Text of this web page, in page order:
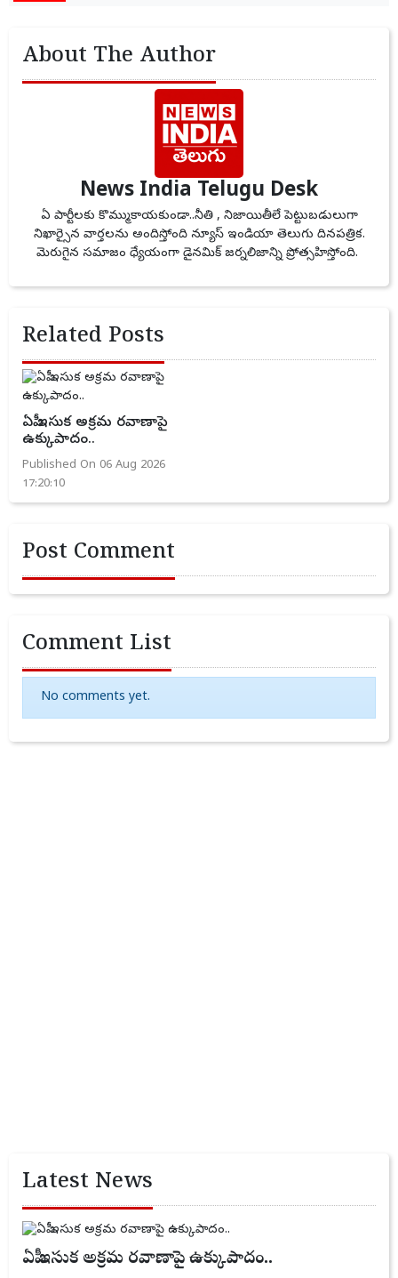
About The Author
News India Telugu Desk
ఏ పార్టీలకు కొమ్ముకాయకుండా..నీతి , నిజాయితీలే పెట్టుబడులుగా
నిఖార్సైన వార్తలను అందిస్తోంది న్యూస్ ఇండియా తెలుగు దినపత్రిక.
మెరుగైన సమాజం ధ్యేయంగా డైనమిక్ జర్నలిజాన్ని ప్రోత్సహిస్తోంది.
Related Posts
ఏపీ ఇసుక అక్రమ రవాణాపై
ఉక్కుపాదం..
Published On 06 Aug 2026
17:20:10
Post Comment
Comment List
No comments yet.
Latest News
ఏపీ ఇసుక అక్రమ రవాణాపై ఉక్కుపాదం..